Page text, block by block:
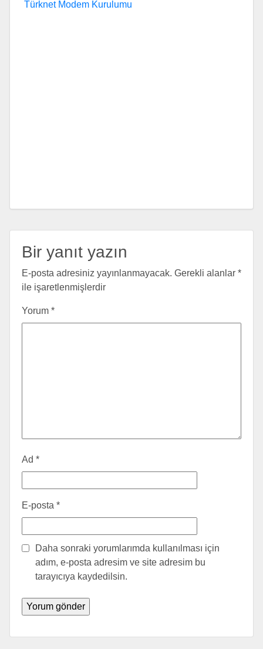
Türknet Modem Kurulumu
Bir yanıt yazın
E-posta adresiniz yayınlanmayacak. Gerekli alanlar *
ile işaretlenmişlerdir
Yorum *
Ad *
E-posta *
Daha sonraki yorumlarımda kullanılması için
adım, e-posta adresim ve site adresim bu
tarayıcıya kaydedilsin.